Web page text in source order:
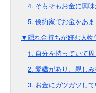
4. そもそもお金に興
5. 倹約家でお金をあ
▼隠れ金持ちが好む人物
1. 自分を持っていて
2. 愛嬌があり、親し
3. お金にガツガツし